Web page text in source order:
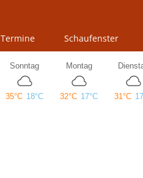
Termine Schaufenster